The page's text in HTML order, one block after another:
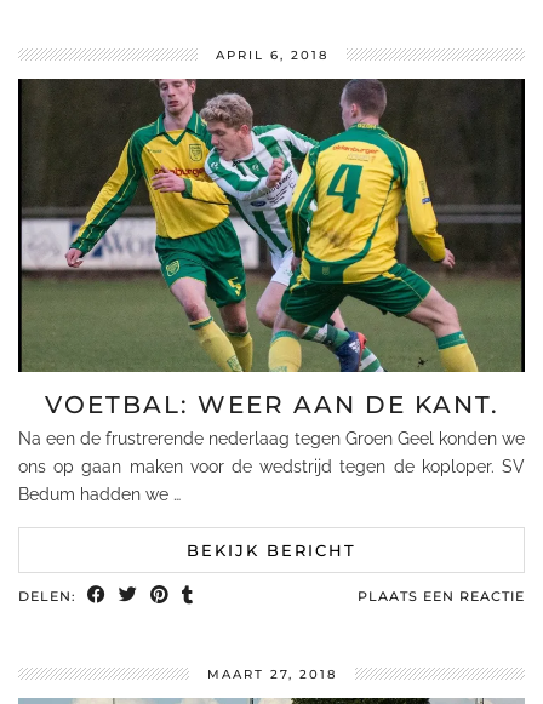
APRIL 6, 2018
VOETBAL: WEER AAN DE KANT.
Na een de frustrerende nederlaag tegen Groen Geel konden we
ons op gaan maken voor de wedstrijd tegen de koploper. SV
Bedum hadden we …
BEKIJK BERICHT
DELEN: PLAATS EEN REACTIE
MAART 27, 2018